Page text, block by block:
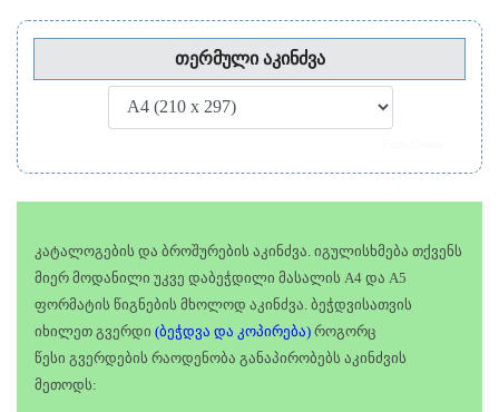
თერმული აკინძვა
კატალოგების და ბროშურების აკინძვა. იგულისხმება თქვენს
მიერ მოდანილი უკვე დაბეჭდილი მასალის A4 და A5
ფორმატის წიგნების მხოლოდ აკინძვა. ბეჭდვისათვის
იხილეთ გვერდი (ბეჭდვა და კოპირება) როგორც
წესი გვერდების რაოდენობა განაპირობებს აკინძვის
მეთოდს: